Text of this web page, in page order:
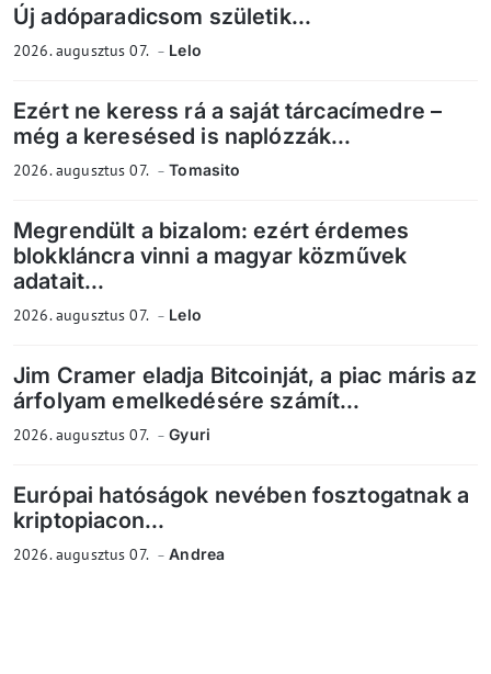
Új adóparadicsom születik...
2026. augusztus 07. Lelo
Ezért ne keress rá a saját tárcacímedre –
még a keresésed is naplózzák...
2026. augusztus 07. Tomasito
Megrendült a bizalom: ezért érdemes
blokkláncra vinni a magyar közművek
adatait...
2026. augusztus 07. Lelo
Jim Cramer eladja Bitcoinját, a piac máris az
árfolyam emelkedésére számít...
2026. augusztus 07. Gyuri
Európai hatóságok nevében fosztogatnak a
kriptopiacon...
2026. augusztus 07. Andrea